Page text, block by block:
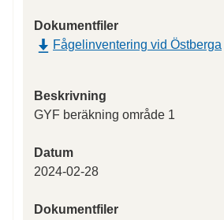
Dokumentfiler
Fågelinventering vid Östberga
Beskrivning
GYF beräkning område 1
Datum
2024-02-28
Dokumentfiler